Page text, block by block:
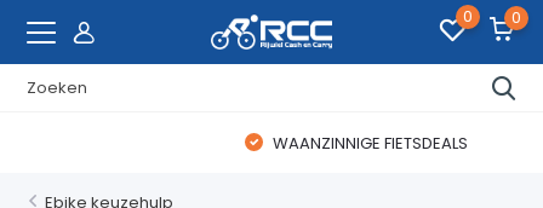
0 0
WAANZINNIGE FIETSDEALS
Ebike keuzehulp